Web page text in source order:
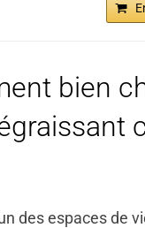
bien
des espaces de